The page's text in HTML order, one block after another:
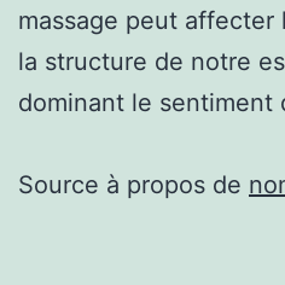
massage peut
la structure de notre
dominant le sentiment
Source à propos de